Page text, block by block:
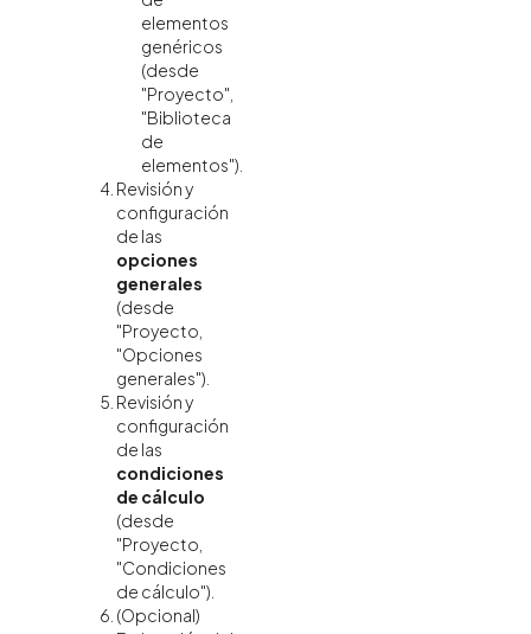
elementos
genéricos
(desde
"Proyecto",
"Biblioteca
de
elementos").
Revisión y
configuración
de las
opciones
generales
(desde
"Proyecto,
"Opciones
generales").
Revisión y
configuración
de las
condiciones
de cálculo
(desde
"Proyecto,
"Condiciones
de cálculo").
(Opcional)